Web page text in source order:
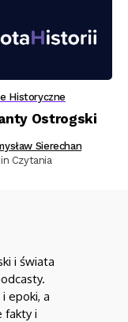
Historyczne
Ostrogski
Sierechan
Czytania
i świata
epoki, a
fakty i